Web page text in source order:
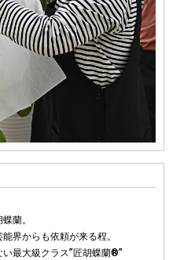
蘭。
界からも依頼が来る程。
最大級クラス”匠胡蝶蘭®”